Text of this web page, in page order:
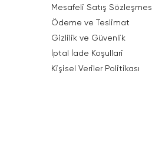
Mesafeli Satış
Ödeme ve Teslimat
Gizlilik ve Güvenlik
İptal İade Koşullari
Kişisel Veriler Politikası